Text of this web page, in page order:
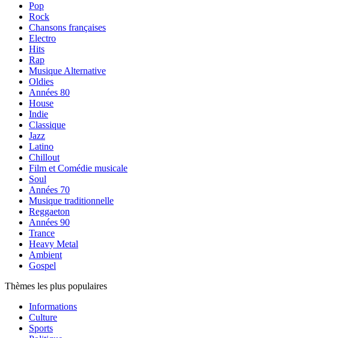
Pop
Rock
Chansons françaises
Electro
Hits
Rap
Musique Alternative
Oldies
Années 80
House
Indie
Classique
Jazz
Latino
Chillout
Film et Comédie musicale
Soul
Années 70
Musique traditionnelle
Reggaeton
Années 90
Trance
Heavy Metal
Ambient
Gospel
Thèmes les plus populaires
Informations
Culture
Sports